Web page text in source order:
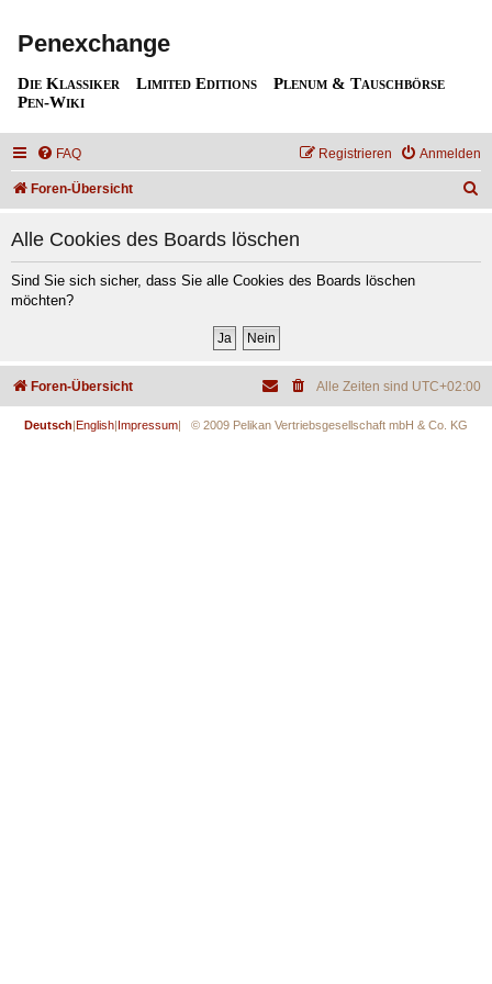
Penexchange
Die Klassiker Limited Editions
Plenum & Tauschbörse
Pen-Wiki
FAQ Anmelden
Registrieren
Foren-Übersicht
Alle Cookies des Boards löschen
Sind Sie sich sicher, dass Sie alle Cookies des Boards löschen
möchten?
Foren-Übersicht Alle Zeiten sind UTC+02:00
Deutsch|English|Impressum| © 2009 Pelikan Vertriebsgesellschaft mbH & Co. KG